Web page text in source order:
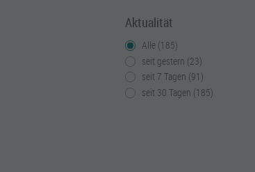
Aktualität
Alle (185)
seit gestern (23)
seit 7 Tagen (91)
seit 30 Tagen (185)